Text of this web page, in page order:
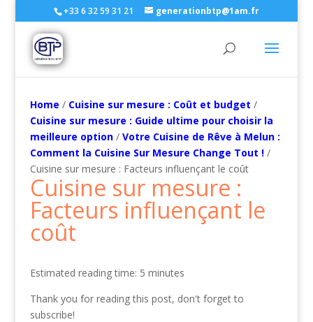
+33 6 32 59 31 21 generationbtp@1am.fr
Home / Cuisine sur mesure : Coût et budget /
Cuisine sur mesure : Guide ultime pour choisir la
meilleure option/ Votre Cuisine de Rêve à Melun :
Comment la Cuisine Sur Mesure Change Tout !/
Cuisine sur mesure : Facteurs influençant le coût
Cuisine sur mesure :
Facteurs influençant le
coût
Estimated reading time: 5 minutes
Thank you for reading this post, don't forget to
subscribe!